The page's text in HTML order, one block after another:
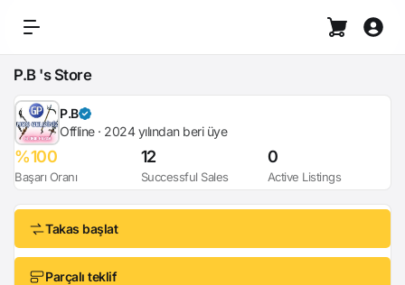
P.B 's Store
P.B
Offline · 2024 yılından beri üye
%100
Başarı Oranı
12
Successful Sales
0
Active Listings
Takas başlat
Parçalı teklif